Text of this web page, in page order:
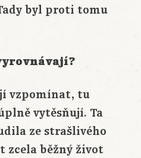
byl proti tomu
vzpomínat, tu
vytěsňují. Ta
ze strašlivého
zcela běžný život